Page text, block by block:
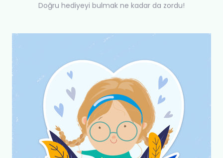
Doğru hediyeyi bulmak ne kadar da zordu!